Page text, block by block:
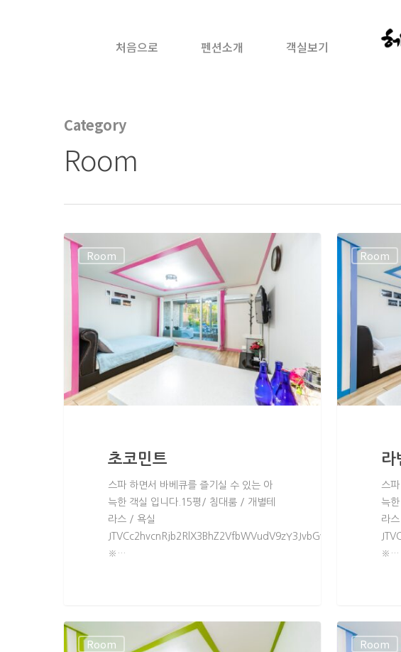
Hit enter to search or ESC to close
처음으로 펜션소개 객실보기
Category
Room
Room
초코민트
스파 하면서 바베큐를 즐기실 수 있는 아
늑한 객실 입니다.15평/ 침대룸 / 개별테
라스 / 욕실
※…
Room
라
스
늑
라
※…
Room Room